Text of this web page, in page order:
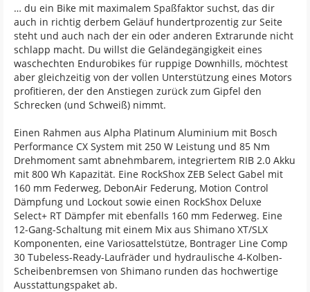
… du ein Bike mit maximalem Spaßfaktor suchst, das dir
auch in richtig derbem Geläuf hundertprozentig zur Seite
steht und auch nach der ein oder anderen Extrarunde nicht
schlapp macht. Du willst die Geländegängigkeit eines
waschechten Endurobikes für ruppige Downhills, möchtest
aber gleichzeitig von der vollen Unterstützung eines Motors
profitieren, der den Anstiegen zurück zum Gipfel den
Schrecken (und Schweiß) nimmt.
Einen Rahmen aus Alpha Platinum Aluminium mit Bosch
Performance CX System mit 250 W Leistung und 85 Nm
Drehmoment samt abnehmbarem, integriertem RIB 2.0 Akku
mit 800 Wh Kapazität. Eine RockShox ZEB Select Gabel mit
160 mm Federweg, DebonAir Federung, Motion Control
Dämpfung und Lockout sowie einen RockShox Deluxe
Select+ RT Dämpfer mit ebenfalls 160 mm Federweg. Eine
12-Gang-Schaltung mit einem Mix aus Shimano XT/SLX
Komponenten, eine Variosattelstütze, Bontrager Line Comp
30 Tubeless-Ready-Laufräder und hydraulische 4-Kolben-
Scheibenbremsen von Shimano runden das hochwertige
Ausstattungspaket ab.